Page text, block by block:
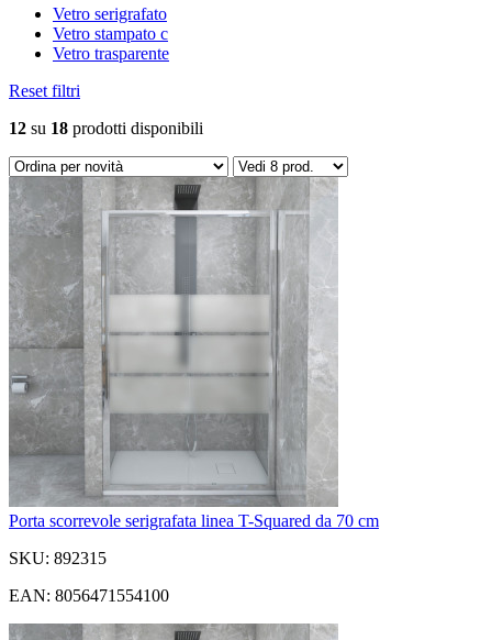
Vetro serigrafato
Vetro stampato c
Vetro trasparente
Reset filtri
12 su 18 prodotti disponibili
Porta scorrevole serigrafata linea T-Squared da 70 cm
SKU: 892315
EAN: 8056471554100